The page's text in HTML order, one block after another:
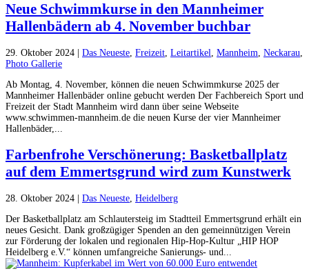
Neue Schwimmkurse in den Mannheimer
Hallenbädern ab 4. November buchbar
29. Oktober 2024 | Das Neueste Freizeit Leitartikel Mannheim Neckarau
Photo Gallerie
Ab Montag, 4. November, können die neuen Schwimmkurse 2025 der
Mannheimer Hallenbäder online gebucht werden Der Fachbereich Sport und
Freizeit der Stadt Mannheim wird dann über seine Webseite
www.schwimmen-mannheim.de die neuen Kurse der vier Mannheimer
Hallenbäder,...
Farbenfrohe Verschönerung: Basketballplatz
auf dem Emmertsgrund wird zum Kunstwerk
28. Oktober 2024 | Das Neueste Heidelberg
Der Basketballplatz am Schlautersteig im Stadtteil Emmertsgrund erhält ein
neues Gesicht. Dank großzügiger Spenden an den gemeinnützigen Verein
zur Förderung der lokalen und regionalen Hip-Hop-Kultur „HIP HOP
Heidelberg e.V.“ können umfangreiche Sanierungs- und...